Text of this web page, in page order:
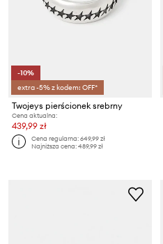
-10%
extra -5% z kodem: OFF*
Twojeys pierścionek srebrny
Cena aktualna:
439,99 zł
Cena regularna:649,99 zł
Najniższa cena:489,99 zł